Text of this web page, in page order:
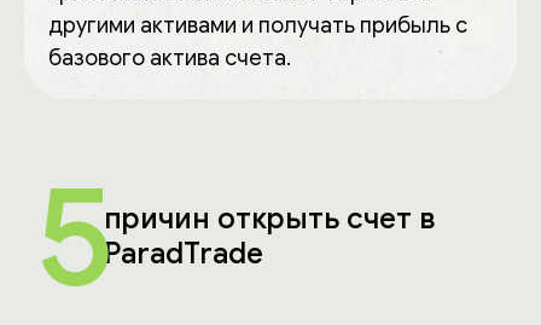
другими активами и получать прибыль с
базового актива счета.
5причин открыть счет в
ParadTrade